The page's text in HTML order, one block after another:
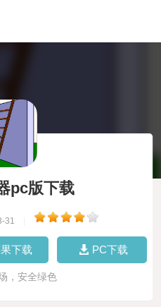
pc版下载
31
下载 PC下载
，安全绿色